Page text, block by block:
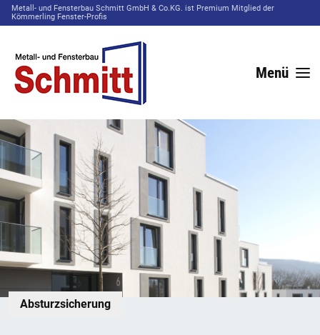
Metall- und Fensterbau Schmitt GmbH & Co.KG. ist Premium Mitglied der
Kömmerling Fenster-Profis
Menü
Absturzsicherung